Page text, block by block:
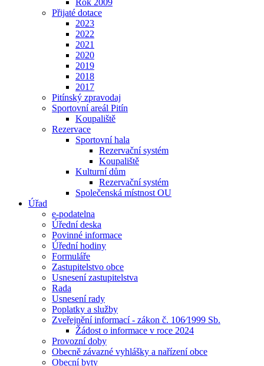
Rok 2009
Přijaté dotace
2023
2022
2021
2020
2019
2018
2017
Pitínský zpravodaj
Sportovní areál Pitín
Koupaliště
Rezervace
Sportovní hala
Rezervační systém
Koupaliště
Kulturní dům
Rezervační systém
Společenská místnost OU
Úřad
e-podatelna
Úřední deska
Povinné informace
Úřední hodiny
Formuláře
Zastupitelstvo obce
Usnesení zastupitelstva
Rada
Usnesení rady
Poplatky a služby
Zveřejnění informací - zákon č. 106⁄1999 Sb.
Žádost o informace v roce 2024
Provozní doby
Obecně závazné vyhlášky a nařízení obce
Obecní byty